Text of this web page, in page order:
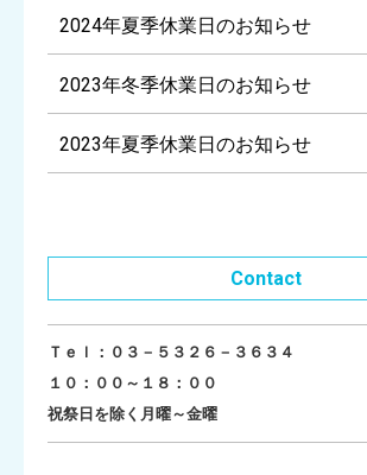
2024年夏季休業日のお知らせ
2023年冬季休業日のお知らせ
2023年夏季休業日のお知らせ
Contact
Ｔｅｌ：０３－５３２６－３６３４
１０：００～１８：００
祝祭日を除く月曜～金曜